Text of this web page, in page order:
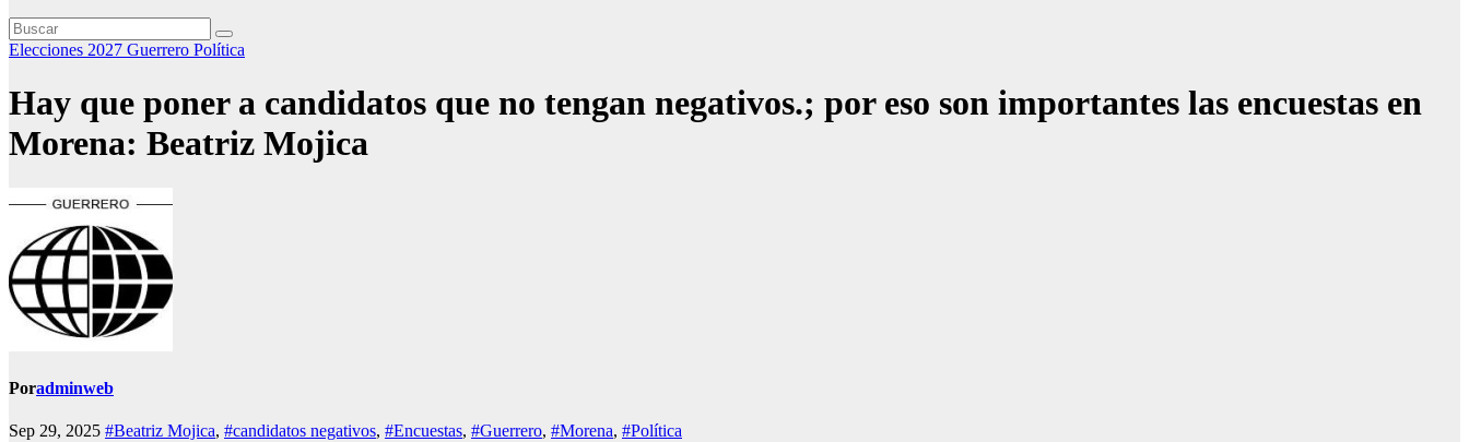
Elecciones 2027 Guerrero Política
Hay que poner a candidatos que no tengan negativos.; por eso son importantes las encuestas en
Morena: Beatriz Mojica
Poradminweb
Sep 29, 2025 #Beatriz Mojica, #candidatos negativos, #Encuestas, #Guerrero, #Morena, #Política